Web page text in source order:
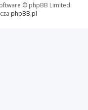
© phpBB Limited
phpBB.pl